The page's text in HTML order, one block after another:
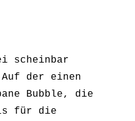
scheinbar
der einen
Bubble, die
für die